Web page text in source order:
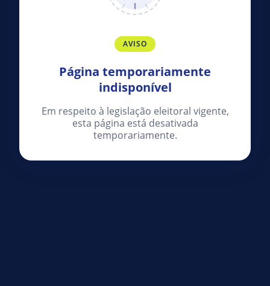
AVISO
Página temporariamente
indisponível
Em respeito à legislação eleitoral vigente,
esta página está desativada
temporariamente.